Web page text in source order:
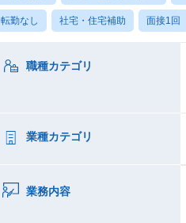
転勤なし 社宅・住宅補助 面接1回
職種カテゴリ
業種カテゴリ
業務内容